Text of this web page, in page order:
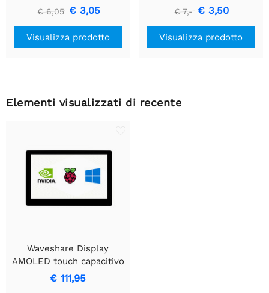
€ 6,05 € 3,05
Visualizza prodotto
Modulo di Comunicazione
USB a TTL (UART)
€ 7,- € 3,50
Visualizza prodotto
Elementi visualizzati di recente
Waveshare Display
AMOLED touch capacitivo
da 5 pollici, 960×544,
HDMI, vetro temperato
€ 111,95